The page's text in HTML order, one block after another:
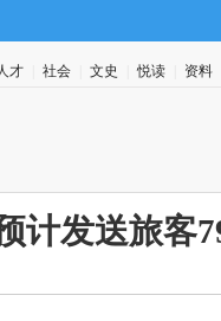
才 社会 文史 悦读 资料
计发送旅客